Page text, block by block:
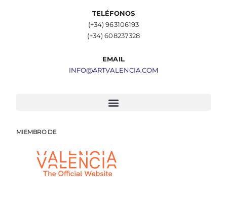
TELÉFONOS
(+34) 963106193
(+34) 608237328
EMAIL
INFO@ARTVALENCIA.COM
MIEMBRO DE